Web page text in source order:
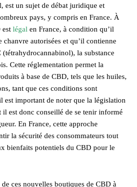
est un sujet de débat juridique et
pays, y compris en France. À
est légal en France, à condition qu’il
chanvre autorisées et qu’il contienne
la substance
Cette réglementation permet la
à base de CBD, tels que les huiles,
tant que ces conditions sont
est important de noter que la législation
il est donc conseillé de se tenir informé
En France, cette approche
la sécurité des consommateurs tout
bienfaits potentiels du CBD pour le
ces nouvelles boutiques de CBD à